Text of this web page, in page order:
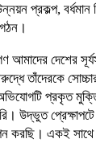
প্রকল্প, বর্ধমান
আমাদের দেশের
তাঁদেরকে
প্রকৃত
উদ্ভুত প্রেক্ষাপটে
করছি। একই